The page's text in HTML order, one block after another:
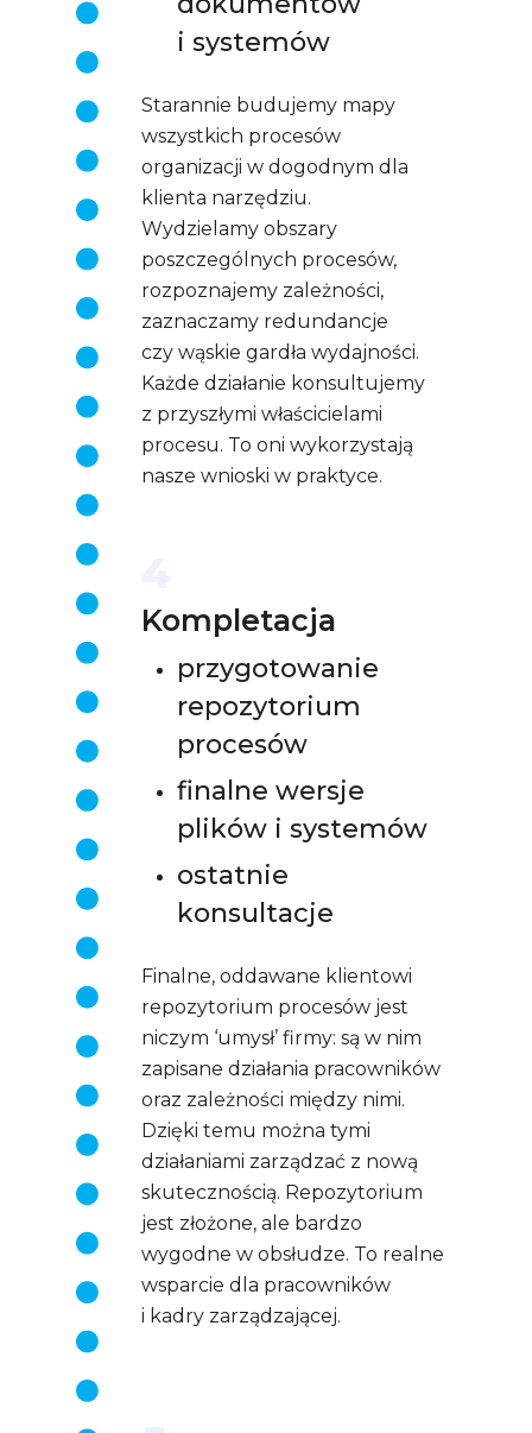
i systemów
Starannie budujemy mapy
wszystkich procesów
organizacji w dogodnym dla
klienta narzędziu.
Wydzielamy obszary
poszczególnych procesów,
rozpoznajemy zależności,
zaznaczamy redundancje
czy wąskie gardła wydajności.
Każde działanie konsultujemy
z przyszłymi właścicielami
procesu. To oni wykorzystają
nasze wnioski w praktyce.
Kompletacja
przygotowanie
repozytorium
procesów
finalne wersje
plików i systemów
ostatnie
konsultacje
Finalne, oddawane klientowi
repozytorium procesów jest
niczym ‘umysł’ firmy: są w nim
zapisane działania pracowników
oraz zależności między nimi.
Dzięki temu można tymi
działaniami zarządzać z nową
skutecznością. Repozytorium
jest złożone, ale bardzo
wygodne w obsłudze. To realne
wsparcie dla pracowników
i kadry zarządzającej.